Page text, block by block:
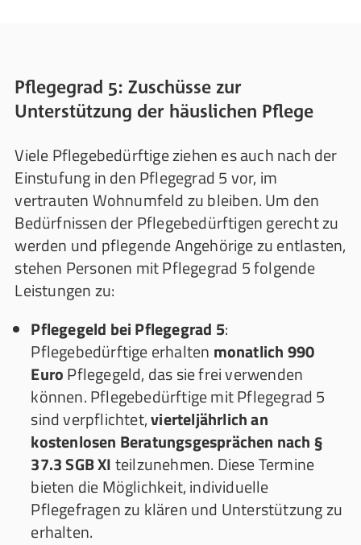
Pflegegrad 5: Zuschüsse zur
Unterstützung der häuslichen Pflege
Viele Pflegebedürftige ziehen es auch nach der
Einstufung in den Pflegegrad 5 vor, im
vertrauten Wohnumfeld zu bleiben. Um den
Bedürfnissen der Pflegebedürftigen gerecht zu
werden und pflegende Angehörige zu entlasten,
stehen Personen mit Pflegegrad 5 folgende
Leistungen zu:
Pflegegeld bei Pflegegrad 5:
Pflegebedürftige erhalten monatlich 990
EuroPflegegeld, das sie frei verwenden
können. Pflegebedürftige mit Pflegegrad 5
sind verpflichtet,vierteljährlich an
kostenlosen Beratungsgesprächen nach §
37.3 SGB XIteilzunehmen. Diese Termine
bieten die Möglichkeit, individuelle
Pflegefragen zu klären und Unterstützung zu
erhalten.